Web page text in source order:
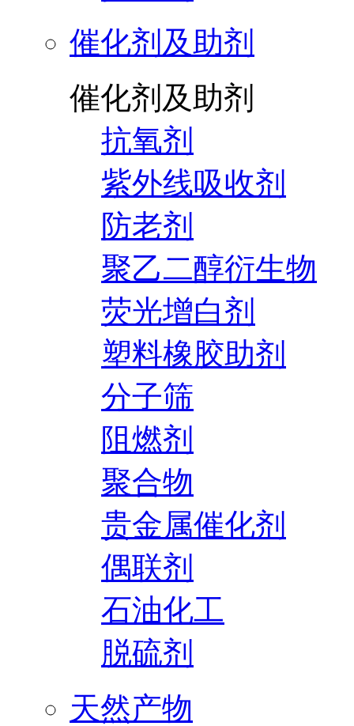
催化剂及助剂
催化剂及助剂
抗氧剂
紫外线吸收剂
防老剂
聚乙二醇衍生物
荧光增白剂
塑料橡胶助剂
分子筛
阻燃剂
聚合物
贵金属催化剂
偶联剂
石油化工
脱硫剂
天然产物